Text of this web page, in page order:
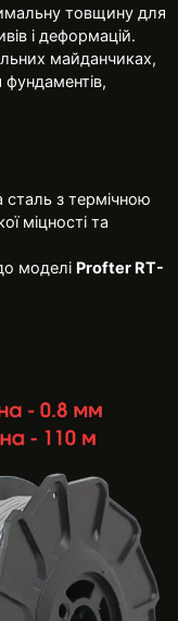
товщину для
і деформацій.
майданчиках,
фундаментів,
сталь з термічною
міцності та
моделі Profter RT-